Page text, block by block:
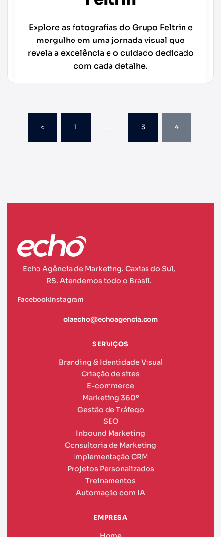
Explore as fotografias do Grupo Feltrin e
mergulhe em uma jornada visual que
revela a excelência e o cuidado dedicado
com cada detalhe.
< 1 3 4
Echo Agência de Marketing. Caxias do Sul,
RS. Atendemos todo o Brasil.
FacebookInstagram
olaecho@echoagencia.com
SERVIÇOS
Branding & Identidade Visual
Criação de sites
E-commerce
Marketing 360º
Gestão de Tráfego
SEO
Inbound Marketing
Consultoria de Marketing
Implementação CRM
Projetos Personalizados
Treinamentos
Automação com IA
EMPRESA